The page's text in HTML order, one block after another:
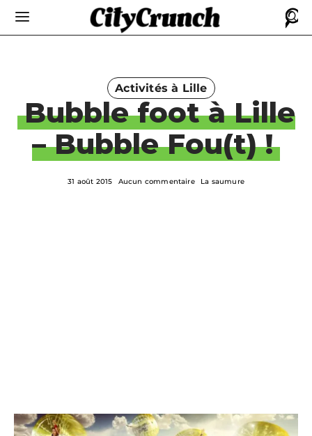
Activités à Lille
Bubble foot à Lille
– Bubble Fou(t) !
31 août 2015 Aucun commentaire La saumure